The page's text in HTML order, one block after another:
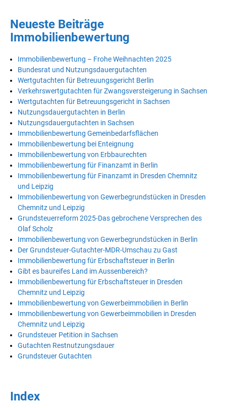
Neueste Beiträge
Immobilienbewertung
Immobilienbewertung – Frohe Weihnachten 2025
Bundesrat und Nutzungsdauergutachten
Wertgutachten für Betreuungsgericht Berlin
Verkehrswertgutachten für Zwangsversteigerung in Sachsen
Wertgutachten für Betreuungsgericht in Sachsen
Nutzungsdauergutachten in Berlin
Nutzungsdauergutachten in Sachsen
Immobilienbewertung Gemeinbedarfsflächen
Immobilienbewertung bei Enteignung
Immobilienbewertung von Erbbaurechten
Immobilienbewertung für Finanzamt in Berlin
Immobilienbewertung für Finanzamt in Dresden Chemnitz
und Leipzig
Immobilienbewertung von Gewerbegrundstücken in Dresden
Chemnitz und Leipzig
Grundsteuerreform 2025-Das gebrochene Versprechen des
Olaf Scholz
Immobilienbewertung von Gewerbegrundstücken in Berlin
Der Grundsteuer-Gutachter-MDR-Umschau zu Gast
Immobilienbewertung für Erbschaftsteuer in Berlin
Gibt es baureifes Land im Aussenbereich?
Immobilienbewertung für Erbschaftsteuer in Dresden
Chemnitz und Leipzig
Immobilienbewertung von Gewerbeimmobilien in Berlin
Immobilienbewertung von Gewerbeimmobilien in Dresden
Chemnitz und Leipzig
Grundsteuer Petition in Sachsen
Gutachten Restnutzungsdauer
Grundsteuer Gutachten
Index